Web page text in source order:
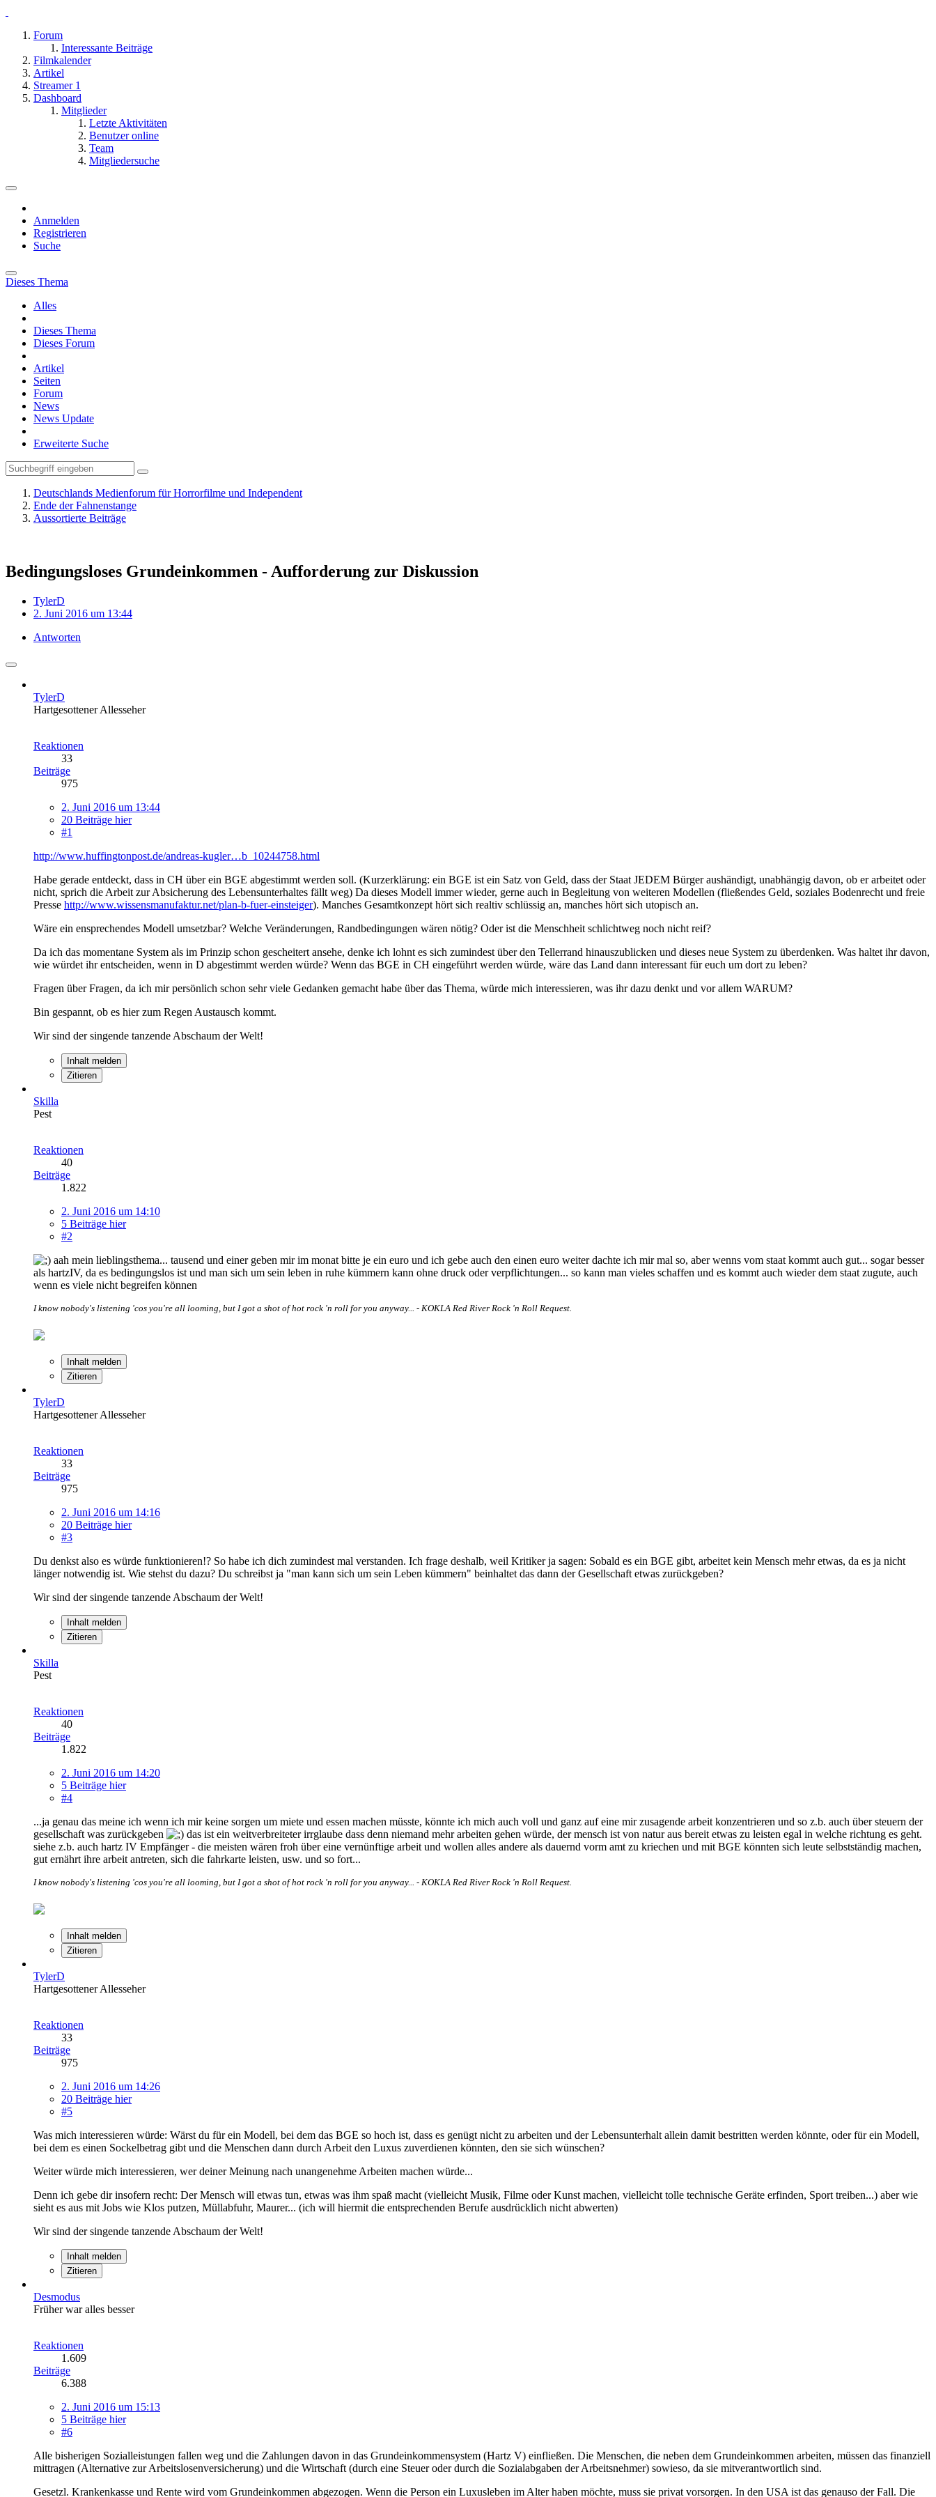
Forum
Interessante Beiträge
Filmkalender
Artikel
Streamer 1
Dashboard
Mitglieder
Letzte Aktivitäten
Benutzer online
Team
Mitgliedersuche
Anmelden
Registrieren
Suche
Dieses Thema
Alles
Dieses Thema
Dieses Forum
Artikel
Seiten
Forum
News
News Update
Erweiterte Suche
Deutschlands Medienforum für Horrorfilme und Independent
Ende der Fahnenstange
Aussortierte Beiträge
Bedingungsloses Grundeinkommen - Aufforderung zur Diskussion
TylerD
2. Juni 2016 um 13:44
Antworten
TylerD
Hartgesottener Allesseher
Reaktionen
33
Beiträge
975
2. Juni 2016 um 13:44
20 Beiträge hier
#1
http://www.huffingtonpost.de/andreas-kugler…b_10244758.html
Habe gerade entdeckt, dass in CH über ein BGE abgestimmt werden soll. (Kurzerklärung: ein BGE ist ein Satz von Geld, dass der Staat JEDEM Bürger aushändigt, unabhängig davon, ob er arbeitet oder
nicht, sprich die Arbeit zur Absicherung des Lebensunterhaltes fällt weg) Da dieses Modell immer wieder, gerne auch in Begleitung von weiteren Modellen (fließendes Geld, soziales Bodenrecht und freie
Presse http://www.wissensmanufaktur.net/plan-b-fuer-einsteiger). Manches Gesamtkonzept hört sich realtiv schlüssig an, manches hört sich utopisch an.
Wäre ein ensprechendes Modell umsetzbar? Welche Veränderungen, Randbedingungen wären nötig? Oder ist die Menschheit schlichtweg noch nicht reif?
Da ich das momentane System als im Prinzip schon gescheitert ansehe, denke ich lohnt es sich zumindest über den Tellerrand hinauszublicken und dieses neue System zu überdenken. Was haltet ihr davon,
wie würdet ihr entscheiden, wenn in D abgestimmt werden würde? Wenn das BGE in CH eingeführt werden würde, wäre das Land dann interessant für euch um dort zu leben?
Fragen über Fragen, da ich mir persönlich schon sehr viele Gedanken gemacht habe über das Thema, würde mich interessieren, was ihr dazu denkt und vor allem WARUM?
Bin gespannt, ob es hier zum Regen Austausch kommt.
Wir sind der singende tanzende Abschaum der Welt!
Inhalt melden
Zitieren
Skilla
Pest
Reaktionen
40
Beiträge
1.822
2. Juni 2016 um 14:10
5 Beiträge hier
#2
aah mein lieblingsthema... tausend und einer geben mir im monat bitte je ein euro und ich gebe auch den einen euro weiter dachte ich mir mal so, aber wenns vom staat kommt auch gut... sogar besser
als hartzIV, da es bedingungslos ist und man sich um sein leben in ruhe kümmern kann ohne druck oder verpflichtungen... so kann man vieles schaffen und es kommt auch wieder dem staat zugute, auch
wenn es viele nicht begreifen können
I know nobody's listening 'cos you're all looming, but I got a shot of hot rock 'n roll for you anyway... - KOKLA Red River Rock 'n Roll Request.
Inhalt melden
Zitieren
TylerD
Hartgesottener Allesseher
Reaktionen
33
Beiträge
975
2. Juni 2016 um 14:16
20 Beiträge hier
#3
Du denkst also es würde funktionieren!? So habe ich dich zumindest mal verstanden. Ich frage deshalb, weil Kritiker ja sagen: Sobald es ein BGE gibt, arbeitet kein Mensch mehr etwas, da es ja nicht
länger notwendig ist. Wie stehst du dazu? Du schreibst ja "man kann sich um sein Leben kümmern" beinhaltet das dann der Gesellschaft etwas zurückgeben?
Wir sind der singende tanzende Abschaum der Welt!
Inhalt melden
Zitieren
Skilla
Pest
Reaktionen
40
Beiträge
1.822
2. Juni 2016 um 14:20
5 Beiträge hier
#4
...ja genau das meine ich wenn ich mir keine sorgen um miete und essen machen müsste, könnte ich mich auch voll und ganz auf eine mir zusagende arbeit konzentrieren und so z.b. auch über steuern der
gesellschaft was zurückgeben
das ist ein weitverbreiteter irrglaube dass denn niemand mehr arbeiten gehen würde, der mensch ist von natur aus bereit etwas zu leisten egal in welche richtung es geht.
siehe z.b. auch hartz IV Empfänger - die meisten wären froh über eine vernünftige arbeit und wollen alles andere als dauernd vorm amt zu kriechen und mit BGE könnten sich leute selbstständig machen,
gut ernährt ihre arbeit antreten, sich die fahrkarte leisten, usw. und so fort...
I know nobody's listening 'cos you're all looming, but I got a shot of hot rock 'n roll for you anyway... - KOKLA Red River Rock 'n Roll Request.
Inhalt melden
Zitieren
TylerD
Hartgesottener Allesseher
Reaktionen
33
Beiträge
975
2. Juni 2016 um 14:26
20 Beiträge hier
#5
Was mich interessieren würde: Wärst du für ein Modell, bei dem das BGE so hoch ist, dass es genügt nicht zu arbeiten und der Lebensunterhalt allein damit bestritten werden könnte, oder für ein Modell,
bei dem es einen Sockelbetrag gibt und die Menschen dann durch Arbeit den Luxus zuverdienen könnten, den sie sich wünschen?
Weiter würde mich interessieren, wer deiner Meinung nach unangenehme Arbeiten machen würde...
Denn ich gebe dir insofern recht: Der Mensch will etwas tun, etwas was ihm spaß macht (vielleicht Musik, Filme oder Kunst machen, vielleicht tolle technische Geräte erfinden, Sport treiben...) aber wie
sieht es aus mit Jobs wie Klos putzen, Müllabfuhr, Maurer... (ich will hiermit die entsprechenden Berufe ausdrücklich nicht abwerten)
Wir sind der singende tanzende Abschaum der Welt!
Inhalt melden
Zitieren
Desmodus
Früher war alles besser
Reaktionen
1.609
Beiträge
6.388
2. Juni 2016 um 15:13
5 Beiträge hier
#6
Alle bisherigen Sozialleistungen fallen weg und die Zahlungen davon in das Grundeinkommensystem (Hartz V) einfließen. Die Menschen, die neben dem Grundeinkommen arbeiten, müssen das finanziell
mittragen (Alternative zur Arbeitslosenversicherung) und die Wirtschaft (durch eine Steuer oder durch die Sozialabgaben der Arbeitsnehmer) sowieso, da sie mitverantwortlich sind.
Gesetzl. Krankenkasse und Rente wird vom Grundeinkommen abgezogen. Wenn die Person ein Luxusleben im Alter haben möchte, muss sie privat vorsorgen. In den USA ist das genauso der Fall. Die